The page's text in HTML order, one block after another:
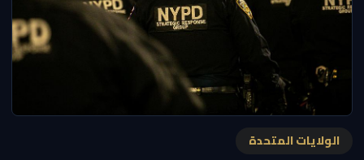
الولايات المتحدة